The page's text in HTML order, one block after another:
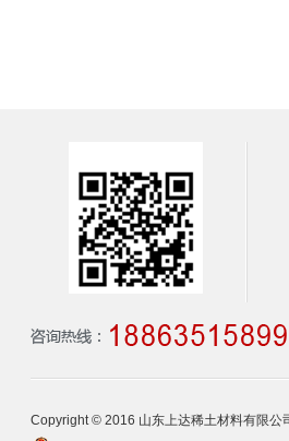
Copyright © 2016 山东上达稀土材料有限公